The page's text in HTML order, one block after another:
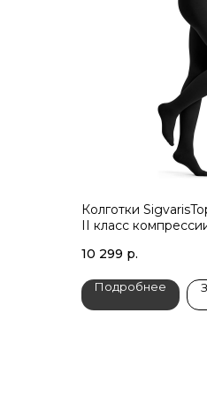
Колготки
II класс
10 299 р.
Подробнее